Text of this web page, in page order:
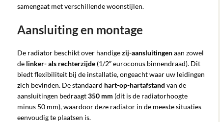
samengaat met verschillende woonstijlen.
Aansluiting en montage
De radiator beschikt over handigezij-aansluitingenaan zowel
de linker- als rechterzijde (1/2″ euroconus binnendraad). Dit
biedt flexibiliteit bij de installatie, ongeacht waar uw leidingen
zich bevinden. De standaard hart-op-hartafstand van de
aansluitingen bedraagt350 mm (dit is de radiatorhoogte
minus 50 mm), waardoor deze radiator in de meeste situaties
eenvoudig te plaatsen is.